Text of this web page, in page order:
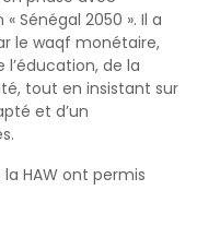
Sénégal 2050 ». Il a
le waqf monétaire,
de la
tout en insistant sur
et d’un
HAW ont permis